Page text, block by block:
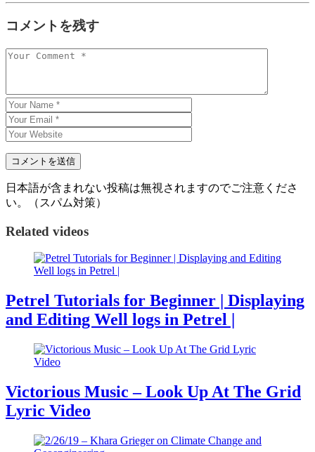
コメントを残す
日本語が含まれない投稿は無視されますのでご注意くださ
い。（スパム対策）
Related videos
Petrel Tutorials for Beginner | Displaying
and Editing Well logs in Petrel |
Victorious Music – Look Up At The Grid
Lyric Video